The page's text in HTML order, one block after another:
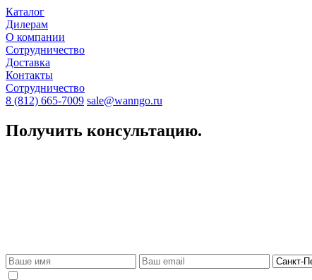
Каталог
Дилерам
О компании
Сотрудничество
Доставка
Контакты
Сотрудничество
8 (812) 665-7009 sale@wanngo.ru
Получить консультацию.